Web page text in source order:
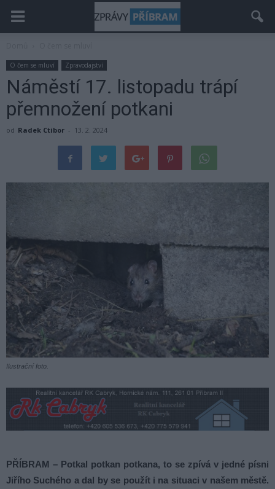
O čem se mluví Zpravodajství
Náměstí 17. listopadu trápí
přemnožení potkani
od Radek Ctibor - 13. 2. 2024
Ilustrační foto.
PŘÍBRAM – Potkal potkan potkana, to se zpívá v jedné písni
Jiřího Suchého a dal by se použít i na situaci v našem městě.